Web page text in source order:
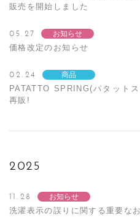
販売を開始しました
05.27 お知らせ
価格改定のお知らせ
02.24 商品
PATATTO SPRING(パタット
再販!
2025
11.28 お知らせ
洗濯表示の誤りに関する重要な